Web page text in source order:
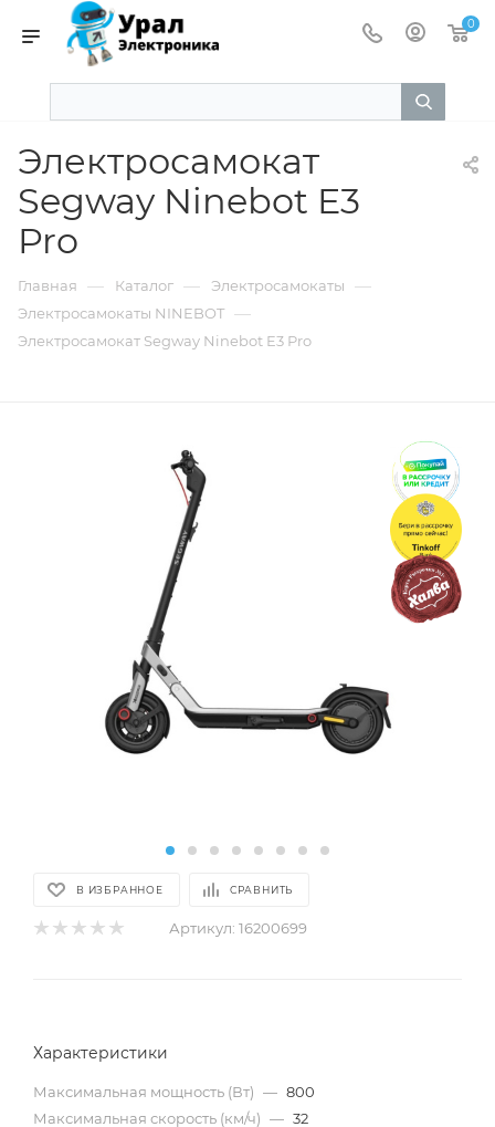
0
Электросамокат
Segway Ninebot E3
Pro
Главная — Каталог — Электросамокаты —
Электросамокаты NINEBOT —
Электросамокат Segway Ninebot E3 Pro
В ИЗБРАННОЕ СРАВНИТЬ
Артикул: 16200699
Характеристики
Максимальная мощность (Вт) — 800
Максимальная скорость (км/ч) — 32